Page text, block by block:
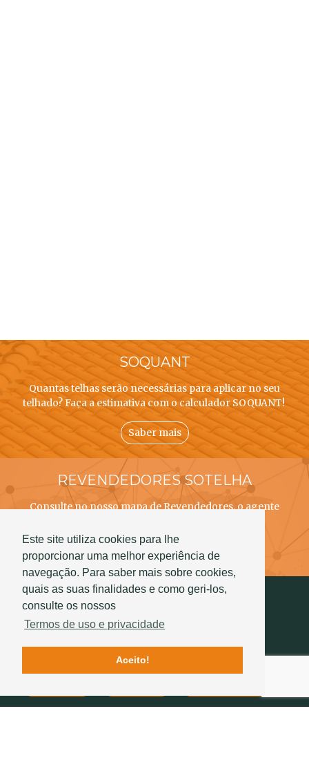
Este site utiliza cookies para lhe
proporcionar uma melhor experiência de
navegação. Para saber mais sobre cookies,
quais as suas finalidades e como geri-los,
consulte os nossos
Termos de uso e privacidade
Aceito!
SOQUANT
Quantas telhas serão necessárias para aplicar no seu
telhado? Faça a estimativa com o calculador SOQUANT!
Saber mais
REVENDEDORES SOTELHA
Consulte no nosso mapa de Revendedores, o agente
Saber mais